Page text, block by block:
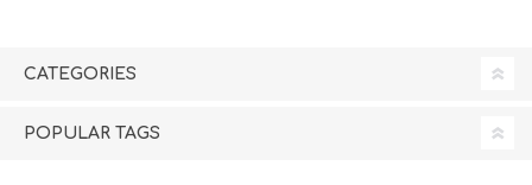
CATEGORIES
POPULAR TAGS